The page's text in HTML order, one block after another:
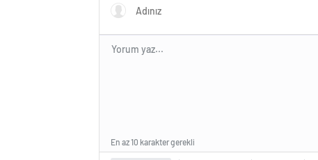
En az 10 karakter gerekli